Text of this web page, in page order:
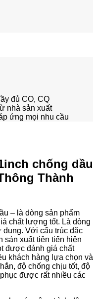
đủ CO, CQ
nhà sản xuất
ứng mọi nhu cầu
chống dầu
Thành
– là dòng sản phẩm
chất lượng tốt. Là dòng
Với cấu trúc đặc
sản xuất tiên tiến hiện
được đánh giá chất
khách hàng lựa chọn và
độ chống chịu tốt, độ
được rất nhiều các